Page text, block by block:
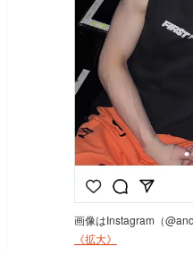
画像はInstagram（
《拡大》